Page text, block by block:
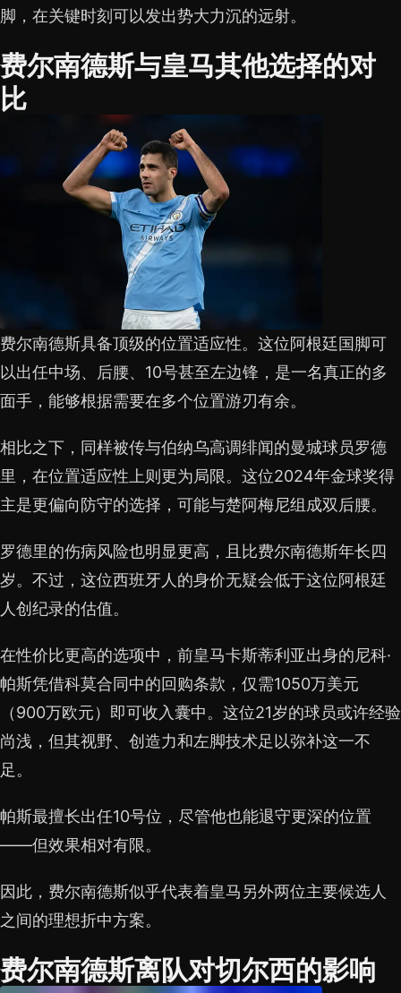
脚，在关键时刻可以发出势大力沉的远射。
费尔南德斯与皇马其他选择的对
比
费尔南德斯具备顶级的位置适应性。这位阿根廷国脚可
以出任中场、后腰、10号甚至左边锋，是一名真正的多
面手，能够根据需要在多个位置游刃有余。
相比之下，同样被传与伯纳乌高调绯闻的曼城球员罗德
里，在位置适应性上则更为局限。这位2024年金球奖得
主是更偏向防守的选择，可能与楚阿梅尼组成双后腰。
罗德里的伤病风险也明显更高，且比费尔南德斯年长四
岁。不过，这位西班牙人的身价无疑会低于这位阿根廷
人创纪录的估值。
在性价比更高的选项中，前皇马卡斯蒂利亚出身的尼科·
帕斯凭借科莫合同中的回购条款，仅需1050万美元
（900万欧元）即可收入囊中。这位21岁的球员或许经验
尚浅，但其视野、创造力和左脚技术足以弥补这一不
足。
帕斯最擅长出任10号位，尽管他也能退守更深的位置
——但效果相对有限。
因此，费尔南德斯似乎代表着皇马另外两位主要候选人
之间的理想折中方案。
费尔南德斯离队对切尔西的影响